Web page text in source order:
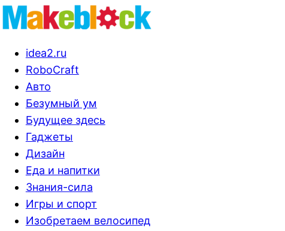
idea2.ru
RoboCraft
Авто
Безумный ум
Будущее здесь
Гаджеты
Дизайн
Еда и напитки
Знания-сила
Игры и спорт
Изобретаем велосипед